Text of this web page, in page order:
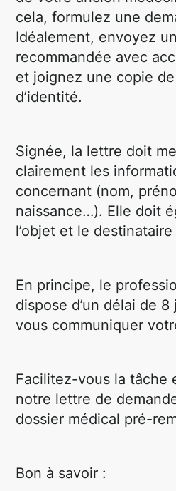
cela, formulez une
Idéalement, envoyez
recommandée avec
et joignez une copie
d’identité.
Signée, la lettre doit
clairement les
concernant (nom,
naissance…). Elle doit
l’objet et le
En principe, le
dispose d’un délai de
vous communiquer
Facilitez-vous la tâche
notre lettre de
dossier médical pré-
Bon à savoir :